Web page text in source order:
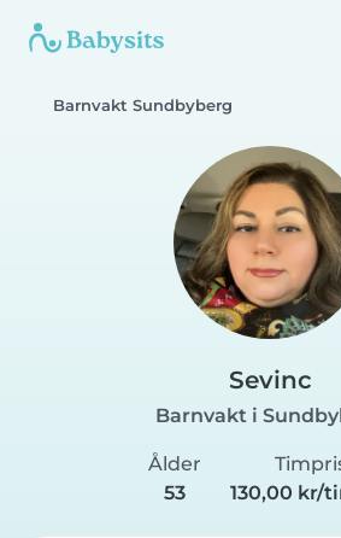
Barnvakt Sundbyberg
Sevinc
Barnvakt i
Ålder
53
130,00 kr/